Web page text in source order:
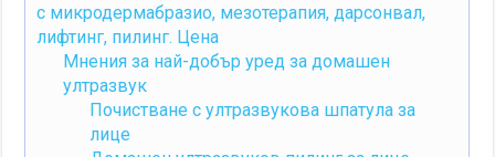
с микродермабразио, мезотерапия, дарсонвал,
лифтинг, пилинг. Цена
Мнения за най-добър уред за домашен
ултразвук
Почистване с ултразвукова шпатула за
лице